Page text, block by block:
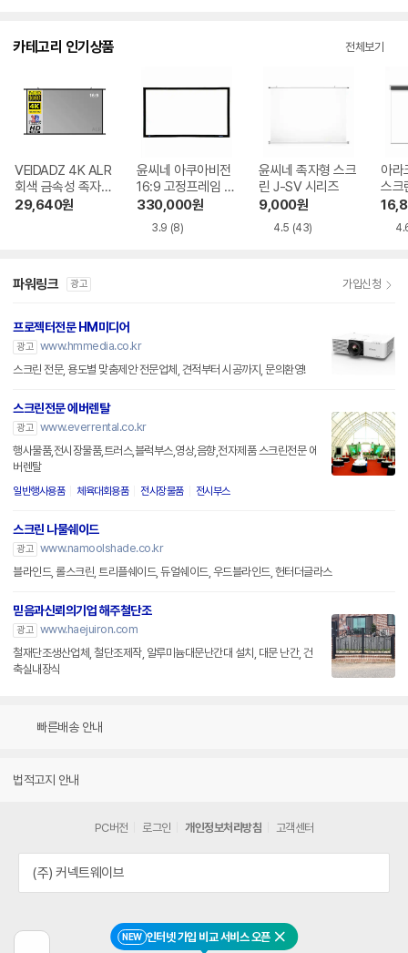
NEW 인터넷 가입 비교 서비스 오픈 닫기
카테고리 인기상품 전체보기
VEIDADZ 4K ALR
회색 금속성 족자형
빔프로젝터 스크린
29,640원
윤씨네 아쿠아비전
16:9 고정프레임 스
크린 SA-FH 시리
즈 시네비젼원단
330,000원
3.9 (8)
윤씨네 족자형 스크
린 J-SV 시리즈
9,000원
4.5 (43)
아라
스크
파워링크 광고 가입신청
프로젝터전문 HM미디어
광고 www.hmmedia.co.kr
스크린 전문, 용도별 맞춤제안 전문업체, 견적부터 시공까지, 문의환영!
스크린전문 에버렌탈
광고 www.everrental.co.kr
행사물품,전시장물품,트러스,블럭부스,영상,음향,전자제품 스크린전문 에
버렌탈
일반행사용품 체육대회용품 전시장물품 전시부스
스크린 나물쉐이드
광고 www.namoolshade.co.kr
블라인드, 롤스크린, 트리플쉐이드, 듀얼쉐이드, 우드블라인드, 헌터더글라스
믿음과신뢰의기업 해주철단조
광고 www.haejuiron.com
철재단조생산업체, 철단조제작, 알루미늄대문난간대 설치, 대문 난간, 건
축실내장식
빠른배송 안내
법적고지 안내
PC버전 로그인 개인정보처리방침 고객센터
(주) 커넥트웨이브